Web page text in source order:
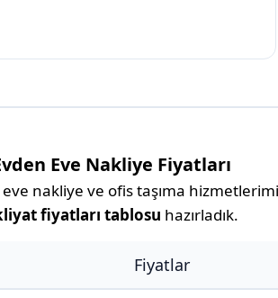
Eve Nakliye Fiyatları
eve nakliye ve ofis taşıma
fiyatları tablosu hazırladık.
Fiyatlar